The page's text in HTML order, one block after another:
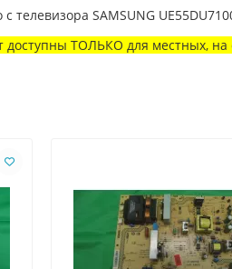
SAMSUNG
доступны ТОЛЬКО для местных, на